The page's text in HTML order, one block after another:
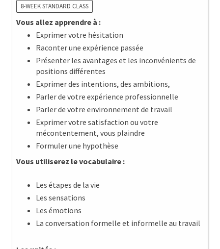
8-WEEK STANDARD CLASS
Vous allez apprendre à :
Exprimer votre hésitation
Raconter une expérience passée
Présenter les avantages et les inconvénients de
positions différentes
Exprimer des intentions, des ambitions,
Parler de votre expérience professionnelle
Parler de votre environnement de travail
Exprimer votre satisfaction ou votre
mécontentement, vous plaindre
Formuler une hypothèse
Vous utiliserez le vocabulaire :
Les étapes de la vie
Les sensations
Les émotions
La conversation formelle et informelle au travail